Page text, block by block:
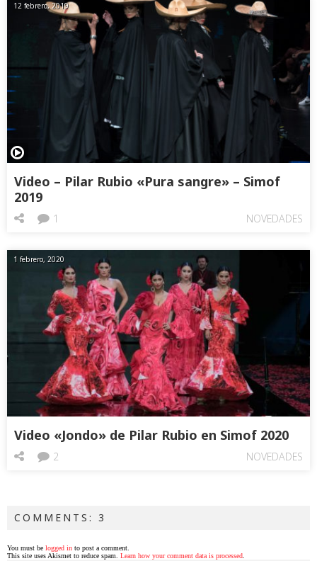
12 febrero, 2019
Video – Pilar Rubio «Pura sangre» – Simof
2019
NOVEDADES
1
1 febrero, 2020
Video «Jondo» de Pilar Rubio en Simof 2020
NOVEDADES
2
COMMENTS: 3
You must be logged in to post a comment.
This site uses Akismet to reduce spam. Learn how your comment data is processed.